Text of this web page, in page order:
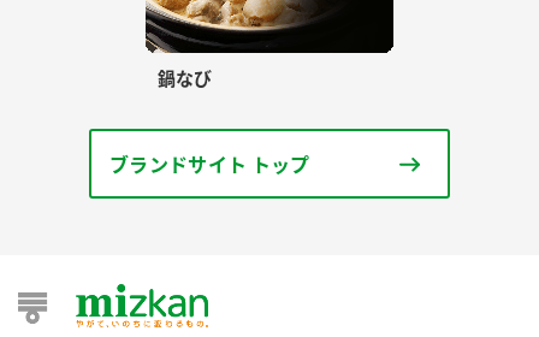
鍋なび
ブランドサイト トップ